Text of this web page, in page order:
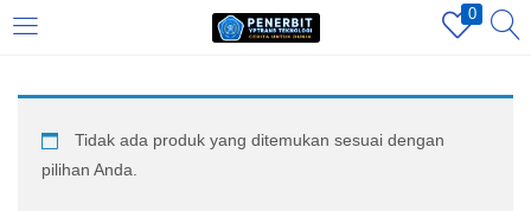
0
REGISTER
Enter your username and password to login.
Tidak ada produk yang ditemukan sesuai dengan
pilihan Anda.